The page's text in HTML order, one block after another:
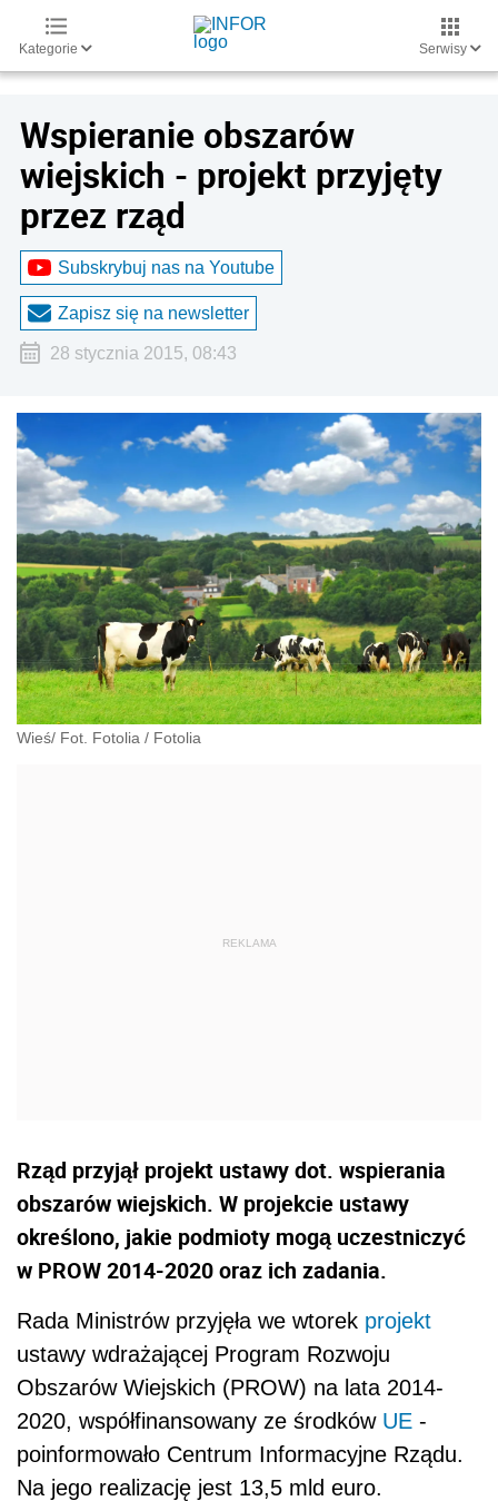
Kategorie Serwisy
Wspieranie obszarów
wiejskich - projekt przyjęty
przez rząd
Subskrybuj nas na Youtube
Zapisz się na newsletter
28 stycznia 2015, 08:43
Wieś/ Fot. Fotolia / Fotolia
Rząd przyjął projekt ustawy dot. wspierania
obszarów wiejskich. W projekcie ustawy
określono, jakie podmioty mogą uczestniczyć
w PROW 2014-2020 oraz ich zadania.
Rada Ministrów przyjęła we wtorek projekt
ustawy wdrażającej Program Rozwoju
Obszarów Wiejskich (PROW) na lata 2014-
2020, współfinansowany ze środków UE -
poinformowało Centrum Informacyjne Rządu.
Na jego realizację jest 13,5 mld euro.